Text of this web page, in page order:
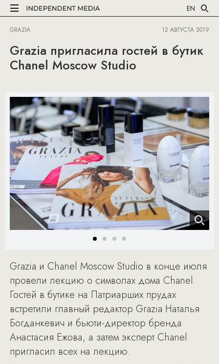
EN
GRAZIA 12 АВГУСТА 2019
Grazia пригласила гостей в бутик
Chanel Moscow Studio
Grazia и Chanel Moscow Studio в конце июля
провели лекцию о символах дома Chanel.
Гостей в бутике на Патриарших прудах
встретили главный редактор Grazia Наталья
Богданкевич и бьюти-директор бренда
Анастасия Ежова, а затем эксперт Chanel
пригласил всех на лекцию.